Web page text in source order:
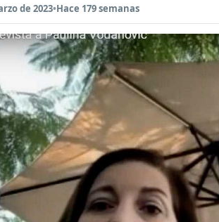
de 2023•Hace 179 semanas